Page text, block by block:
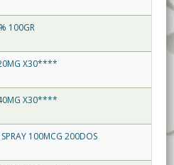
100GR
X30****
X30****
100MCG 200DOS